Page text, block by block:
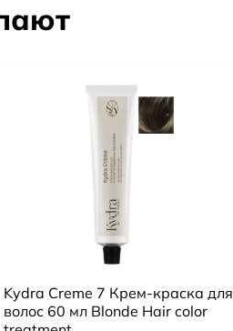
Kydra Creme 7 Крем-краска для
волос 60 мл Blonde Hair color